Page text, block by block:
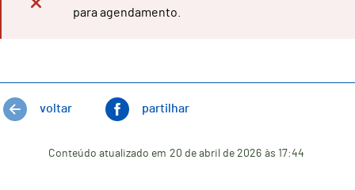
para agendamento.
voltar partilhar
Conteúdo atualizado em 20 de abril de 2026 às 17:44